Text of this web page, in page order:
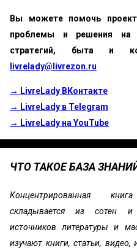
Вы можете помочь
проблемы и решения на
стратегий, быта и
livrelady@livrezon.ru
→ LivreLady ВКонтакте
→ LivreLady в Telegram
→ LivreLady на YouTube
ЧТО ТАКОЕ БАЗА
Концентрированная
складывается из сотен и
источников литературы и
изучают книги, статьи,